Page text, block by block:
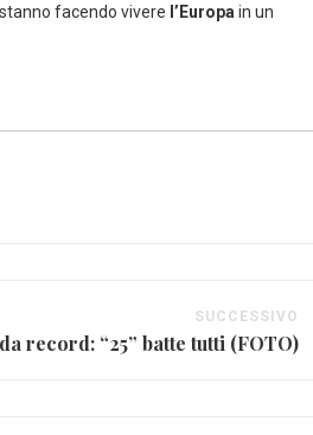
facendo vivere l’Europain un
SUCCESSIVO
record: “25” batte tutti (FOTO)